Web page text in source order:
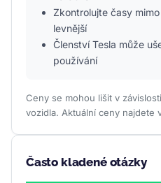
Zkontrolujte časy
levnější
Členství Tesla může
používání
Ceny se mohou lišit v
vozidla. Aktuální ceny najdete
Často kladené otázky